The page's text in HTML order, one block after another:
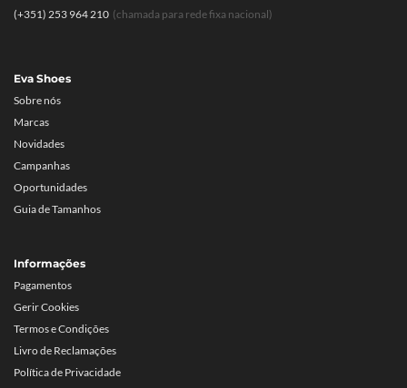
Eva Shoes
Sobre nós
Marcas
Novidades
Campanhas
Oportunidades
Guia de Tamanhos
Informações
Pagamentos
Gerir Cookies
Termos e Condições
Livro de Reclamações
Política de Privacidade
(+351) 253 964 210 (chamada para rede fixa nacional)